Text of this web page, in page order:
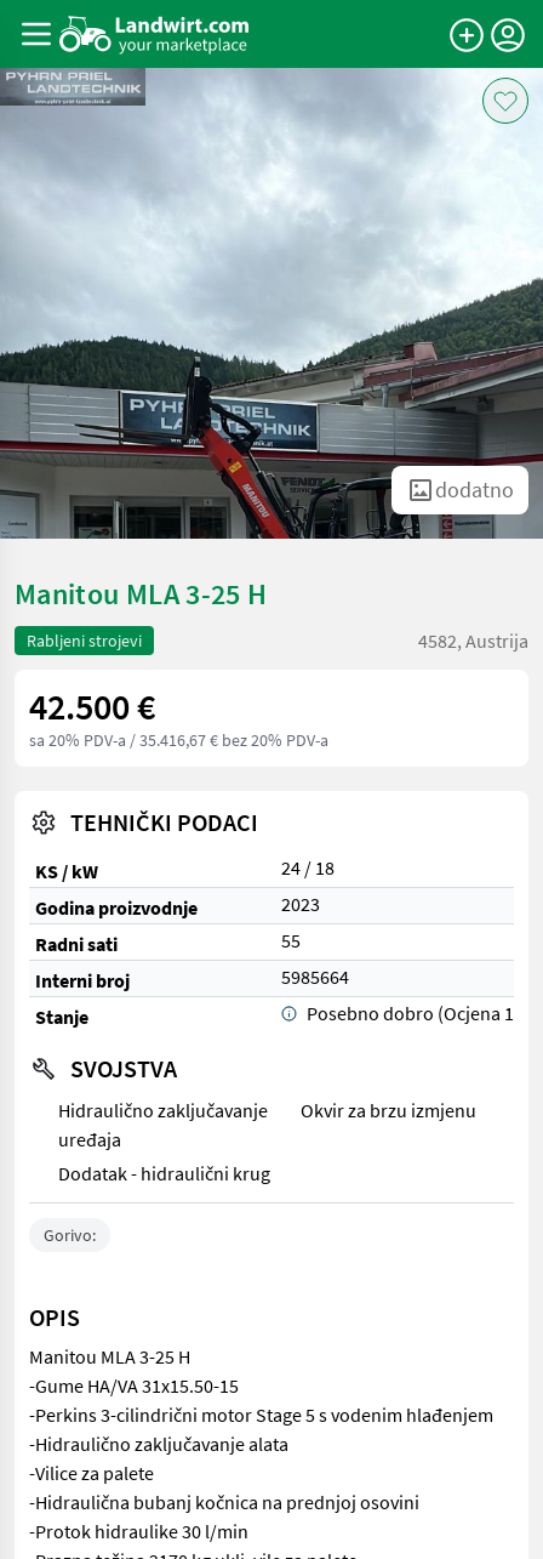
dodatno
Manitou MLA 3-25 H
Rabljeni strojevi 4582, Austrija
42.500 €
sa 20% PDV-a / 35.416,67 € bez 20% PDV-a
TEHNIČKI PODACI
KS / kW
24 / 18
Godina proizvodnje
2023
Radni sati
55
Interni broj
5985664
Stanje
Posebno dobro (Ocjena 1)
SVOJSTVA
Hidraulično zaključavanje
uređaja
Okvir za brzu izmjenu
Dodatak - hidraulični krug
Gorivo:
OPIS
Manitou MLA 3-25 H
-Gume HA/VA 31x15.50-15
-Perkins 3-cilindrični motor Stage 5 s vodenim hlađenjem
-Hidraulično zaključavanje alata
-Vilice za palete
-Hidraulična bubanj kočnica na prednjoj osovini
-Protok hidraulike 30 l/min